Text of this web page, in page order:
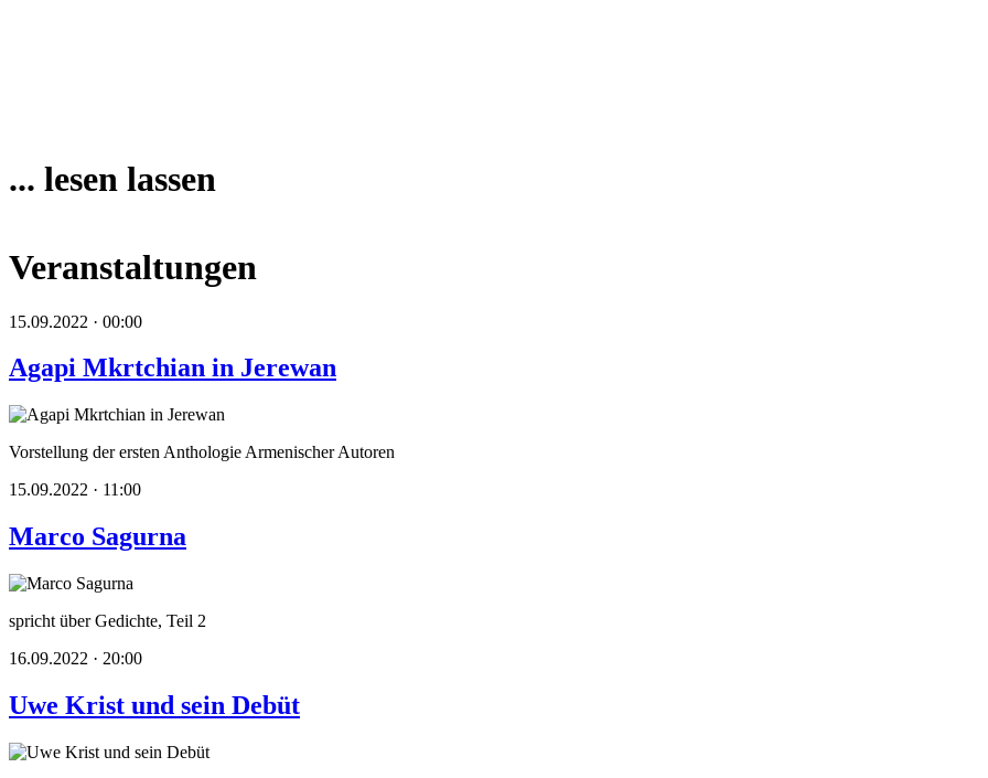
... lesen lassen
Veranstaltungen
15.09.2022 · 00:00
Agapi Mkrtchian in Jerewan
Vorstellung der ersten Anthologie Armenischer Autoren
15.09.2022 · 11:00
Marco Sagurna
spricht über Gedichte, Teil 2
16.09.2022 · 20:00
Uwe Krist und sein Debüt